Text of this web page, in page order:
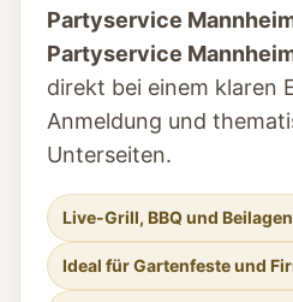
Partyservice
Partyservice
direkt bei einem klaren
Anmeldung und
Unterseiten.
Live-Grill, BBQ und
Ideal für Gartenfeste und